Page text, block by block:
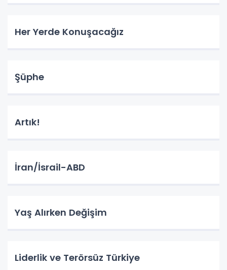
Her Yerde Konuşacağız
Şüphe
Artık!
İran/İsrail-ABD
Yaş Alırken Değişim
Liderlik ve Terörsüz Türkiye